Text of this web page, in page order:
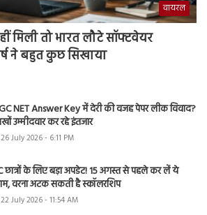
वायरल
मिली तो भारत लौटे सॉफ्टवेयर
ने बहुत कुछ सिखाया
NET Answer Key में देरी की वजह पेपर लीक विवाद?
उम्मीदवार कर रहे इंतजार
26 July 2026 - 6:11 PM
छात्रों के लिए बड़ा अपडेट! 15 अगस्त से पहले कर लें ये
वरना अटक सकती है स्कॉलरशिप
22 July 2026 - 11:54 AM